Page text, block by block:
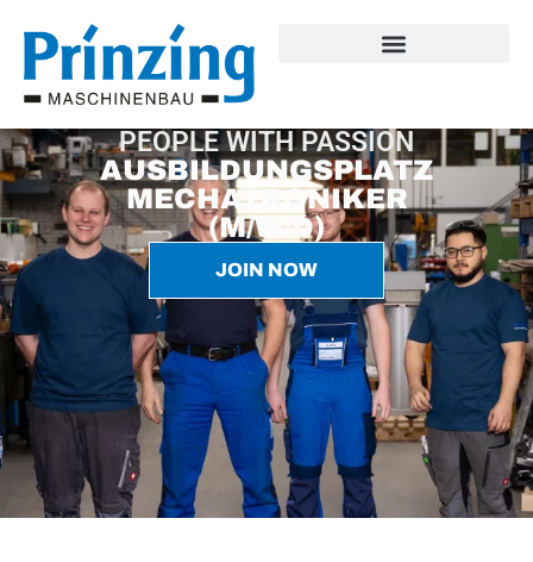
PEOPLE WITH PASSION
AUSBILDUNGSPLATZ
MECHATRONIKER
(M/W/D)
JOIN NOW